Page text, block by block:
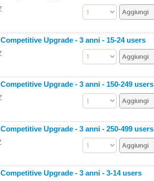
Upgrade - 3 anni - 15-24 users
Upgrade - 3 anni - 150-249 users
Upgrade - 3 anni - 250-499 users
Upgrade - 3 anni - 3-14 users